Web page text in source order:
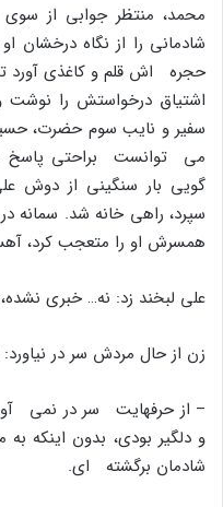
محمد، منتظر جوابى از
شادمانى را از نگاه درخشان
حجره اش قلم و کاغذى آورد
اشتیاق درخواستش را نوشت
سفیر و نایب سوم حضرت،
مى توانست براحتى پاسخ
گویى بار سنگینى از دوش
سپرد، راهى خانه شد.
همسرش او را متعجب کرد،
على لبخند زد: نه… خبرى نشده،
زن از حال مردش سر در
– از حرفهایت سر در نمى
و دلگیر بودى، بدون اینکه
شادمان برگشته اى.